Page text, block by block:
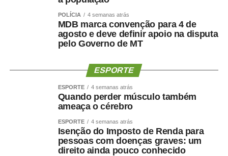
POLÍCIA 4 semanas atrás
MDB marca convenção para 4 de
agosto e deve definir apoio na disputa
pelo Governo de MT
ESPORTE
ESPORTE 4 semanas atrás
Quando perder músculo também
ameaça o cérebro
ESPORTE 4 semanas atrás
Isenção do Imposto de Renda para
pessoas com doenças graves: um
direito ainda pouco conhecido